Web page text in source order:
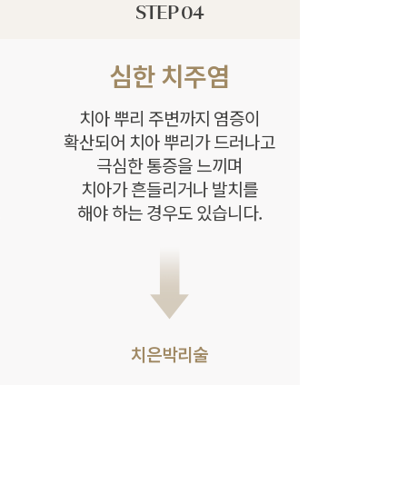
STEP 04
심한 치주염
치아 뿌리 주변까지 염증이
확산되어 치아 뿌리가 드러나고
극심한 통증을 느끼며
치아가 흔들리거나 발치를
해야 하는 경우도 있습니다.
치은박리술